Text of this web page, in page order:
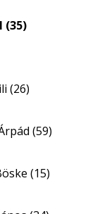
(35)
(26)
(59)
(15)